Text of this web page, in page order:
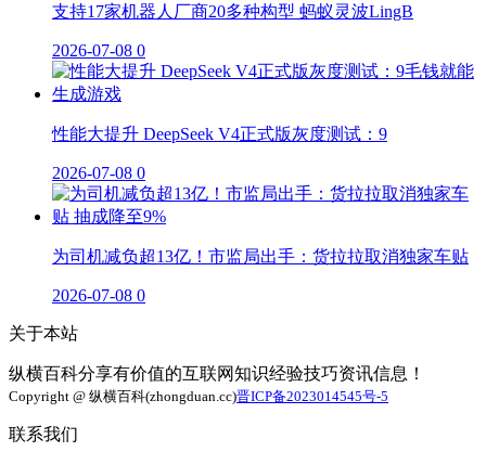
支持17家机器人厂商20多种构型 蚂蚁灵波LingB
2026-07-08 0
性能大提升 DeepSeek V4正式版灰度测试：9
2026-07-08 0
为司机减负超13亿！市监局出手：货拉拉取消独家车贴
2026-07-08 0
关于本站
纵横百科分享有价值的互联网知识经验技巧资讯信息！
Copyright @ 纵横百科(zhongduan.cc)晋ICP备2023014545号-5
联系我们